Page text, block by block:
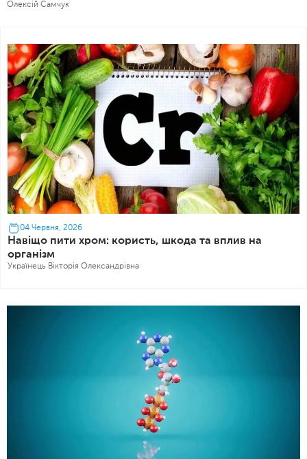
Олексій Самчук
04 Червня, 2026
Навіщо пити хром: користь, шкода та вплив на
організм
Українець Вікторія Олександрівна